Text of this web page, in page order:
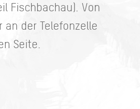
Fischbachau). Von
an der Telefonzelle
Seite.